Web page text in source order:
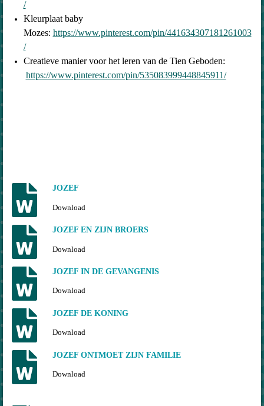
/
Kleurplaat baby
Mozes: https://www.pinterest.com/pin/441634307181261003
/
Creatieve manier voor het leren van de Tien Geboden:
https://www.pinterest.com/pin/535083999448845911/
JOZEF
Download
JOZEF EN ZIJN BROERS
Download
JOZEF IN DE GEVANGENIS
Download
JOZEF DE KONING
Download
JOZEF ONTMOET ZIJN FAMILIE
Download